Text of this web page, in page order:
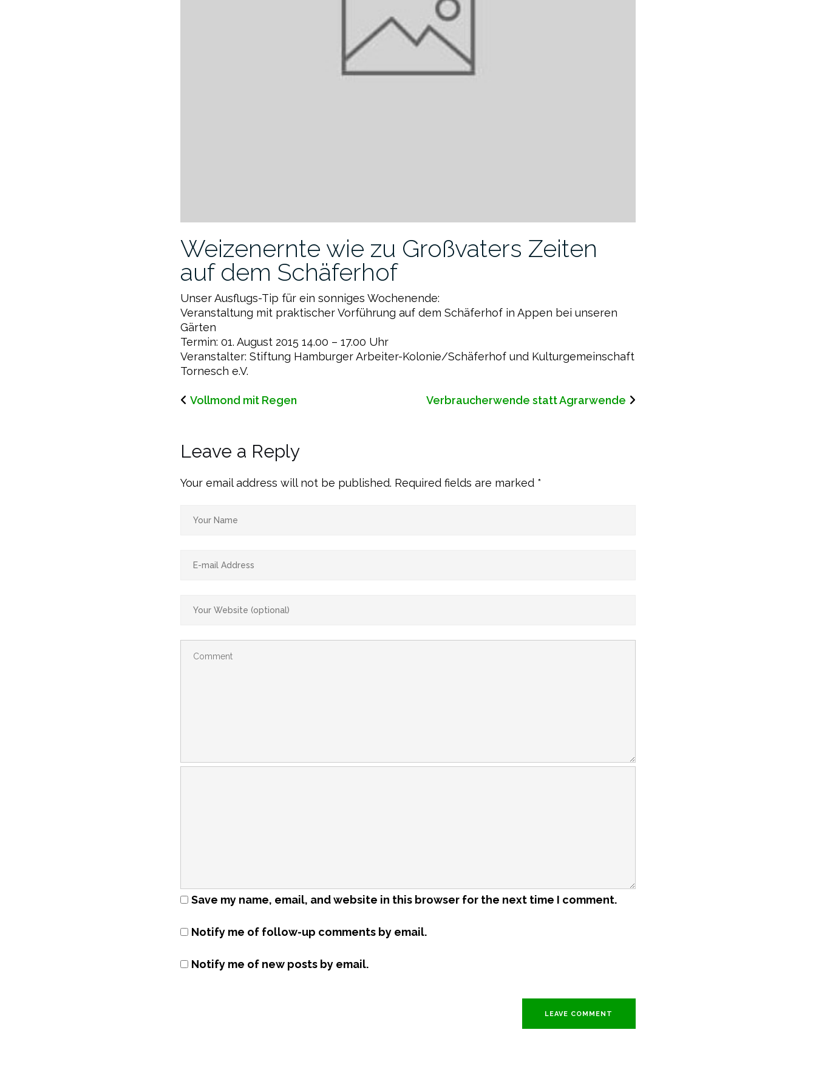
Weizenernte wie zu Großvaters Zeiten
auf dem Schäferhof
Unser Ausflugs-Tip für ein sonniges Wochenende:
Veranstaltung mit praktischer Vorführung auf dem Schäferhof in Appen bei unseren
Gärten
Termin: 01. August 2015 14.00 – 17.00 Uhr
Veranstalter: Stiftung Hamburger Arbeiter-Kolonie/Schäferhof und Kulturgemeinschaft
Tornesch e.V.
Vollmond mit Regen Verbraucherwende statt Agrarwende
Leave a Reply
Your email address will not be published. Required fields are marked *
Save my name, email, and website in this browser for the next time I comment.
Notify me of follow-up comments by email.
Notify me of new posts by email.